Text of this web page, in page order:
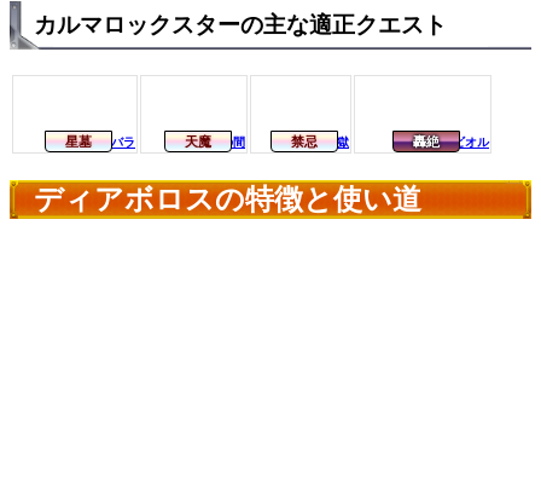
カルマロックスターの主な適正クエスト
シャンバラ
星墓 第8の間
天魔 28の獄
禁忌 プレデビオル
轟絶
ディアボロスの特徴と使い道